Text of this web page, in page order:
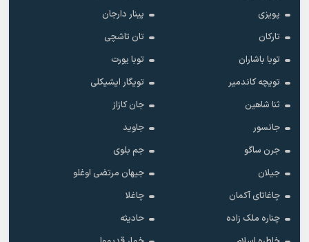
پویزی
پینار دارجان
تارکان
تان تاشچی
توبا باشاران
توبا یورت
تویچه کاندمیر
تویگار ایشیکلی
ثنا شاهین
جان کازاز
جانسور
جاوید
جرن ساگو
جم بلوی
جیلان
جیهان مرتضی اوغلو
چاغاتای آکمان
چاغلا
چناره ملک زاده
حادیثه